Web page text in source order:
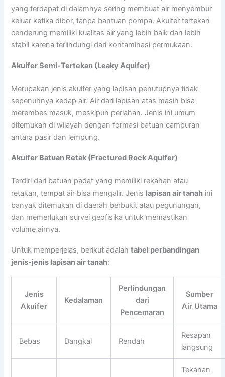
yang terdapat di dalamnya sering membuat air menyembur
keluar ketika dibor, tanpa bantuan pompa. Akuifer tertekan
cenderung memiliki kualitas air yang lebih baik dan lebih
stabil karena terlindungi dari kontaminasi permukaan.
Akuifer Semi-Tertekan (Leaky Aquifer)
Merupakan jenis akuifer yang lapisan penutupnya tidak
sepenuhnya kedap air. Air dari lapisan atas masih bisa
merembes masuk, meskipun perlahan. Jenis ini umum
ditemukan di wilayah dengan formasi batuan campuran
antara pasir dan lempung.
Akuifer Batuan Retak (Fractured Rock Aquifer)
Terdiri dari batuan padat yang memiliki rekahan atau
retakan, tempat air bisa mengalir. Jenis lapisan air tanah ini
banyak ditemukan di daerah berbukit atau pegunungan,
dan memerlukan survei geofisika untuk memastikan
volume airnya.
Untuk memperjelas, berikut adalahtabel perbandingan
jenis-jenis lapisan air tanah:
Jenis
Akuifer
Kedalaman
Perlindungan
dari
Pencemaran
Sumber
Air Utama
Bebas Dangkal Rendah
Resapan
langsung
Tekanan